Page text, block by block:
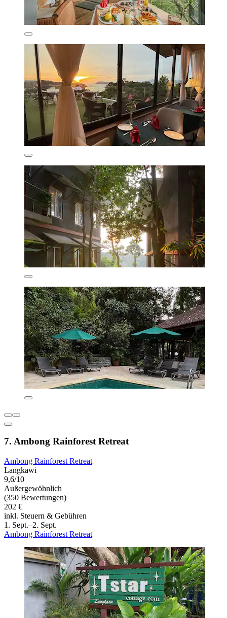
7. Ambong Rainforest Retreat
Ambong Rainforest Retreat
Langkawi
9,6/10
Außergewöhnlich
(350 Bewertungen)
202 €
inkl. Steuern & Gebühren
1. Sept.–2. Sept.
Ambong Rainforest Retreat